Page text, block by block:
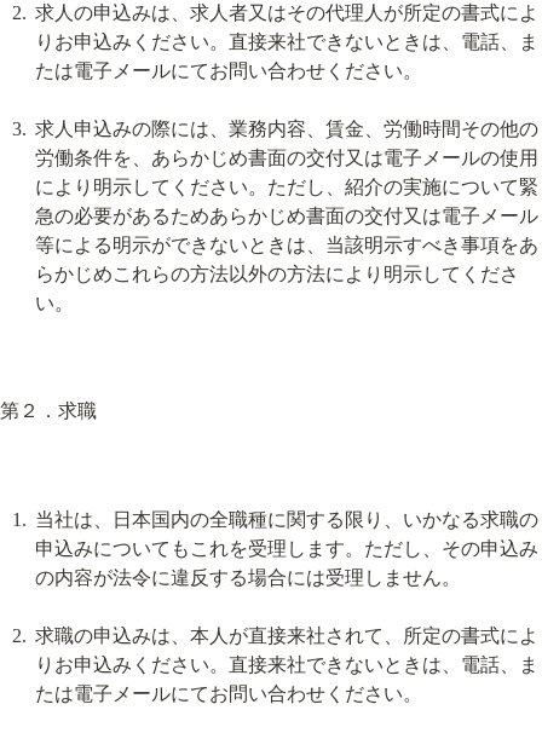
求人の申込みは、求人者又はその代理人が所定の書式によ
りお申込みください。直接来社できないときは、電話、ま
たは電子メールにてお問い合わせください。
求人申込みの際には、業務内容、賃金、労働時間その他の
労働条件を、あらかじめ書面の交付又は電子メールの使用
により明示してください。ただし、紹介の実施について緊
急の必要があるためあらかじめ書面の交付又は電子メール
等による明示ができないときは、当該明示すべき事項をあ
らかじめこれらの方法以外の方法により明示してくださ
い。
第２．求職
当社は、日本国内の全職種に関する限り、いかなる求職の
申込みについてもこれを受理します。ただし、その申込み
の内容が法令に違反する場合には受理しません。
求職の申込みは、本人が直接来社されて、所定の書式によ
りお申込みください。直接来社できないときは、電話、ま
たは電子メールにてお問い合わせください。